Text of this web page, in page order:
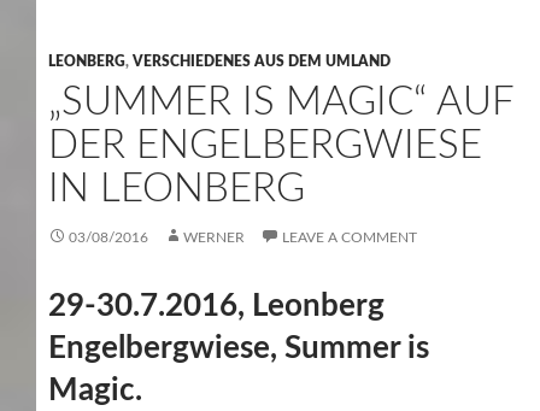
LEONBERG, VERSCHIEDENES AUS DEM UMLAND
„SUMMER IS MAGIC“ AUF
DER ENGELBERGWIESE
IN LEONBERG
03/08/2016 WERNER LEAVE A COMMENT
29-30.7.2016, Leonberg
Engelbergwiese, Summer is
Magic.